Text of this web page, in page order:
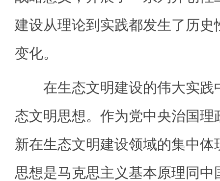
建设从理论到实践都发生了历
变化。
在生态文明建设的伟大实践
态文明思想。作为党中央治国
新在生态文明建设领域的集中
思想是马克思主义基本原理同